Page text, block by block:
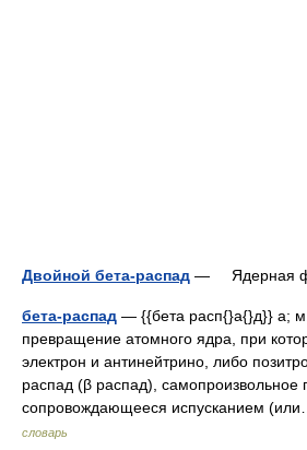
Двойной бета-распад — Ядерная
бета-распад — {{бета расп{}а{}д}} а;
превращение атомного ядра, при
электрон и антинейтрино, либо
распад (β распад), самопроизвольное
сопровождающееся испусканием
словарь